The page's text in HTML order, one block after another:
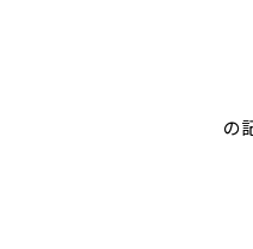
A&G
の